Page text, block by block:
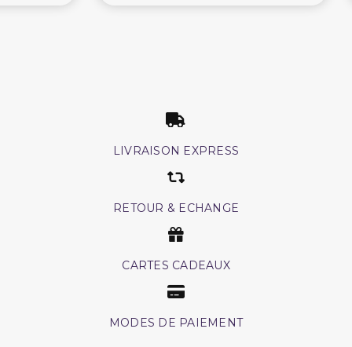
LIVRAISON EXPRESS
RETOUR & ECHANGE
CARTES CADEAUX
MODES DE PAIEMENT